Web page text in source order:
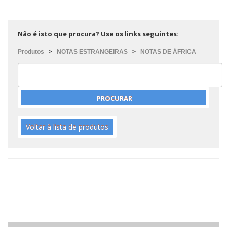
Não é isto que procura? Use os links seguintes:
Produtos > NOTAS ESTRANGEIRAS > NOTAS DE ÁFRICA
Voltar à lista de produtos